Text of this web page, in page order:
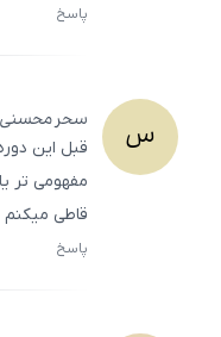
پاسخ
س سحرمحسنی
قبل این
مفهومی تر
قاطی میکنم
پاسخ